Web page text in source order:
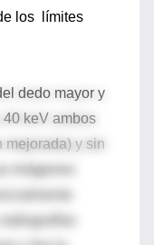
los límites
dedo mayor y
keV ambos
mejorada) y sin
imágenes